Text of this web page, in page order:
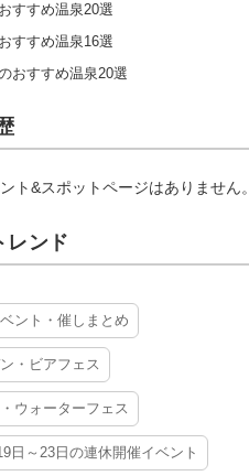
すすめ温泉20選
すすめ温泉16選
おすすめ温泉20選
ト&スポットページはありません。
レンド
ント・催しまとめ
・ビアフェス
ウォーターフェス
日～23日の連休開催イベント